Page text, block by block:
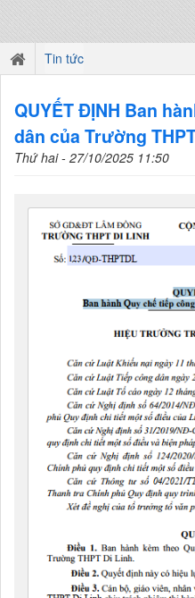
Tin tức
QUYẾT ĐỊNH Ban
dân của Trường
Thứ hai - 27/10/2025 11:50